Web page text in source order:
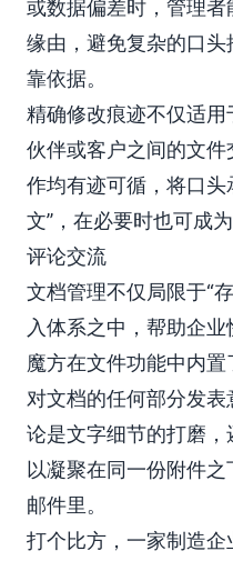
或数据偏差时，管理
缘由，避免复杂的口
靠依据。
精确修改痕迹不仅适
伙伴或客户之间的文
作均有迹可循，将口
文”，在必要时也可成
评论交流
文档管理不仅局限于“
入体系之中，帮助企
魔方在文件功能中内
对文档的任何部分发
论是文字细节的打磨
以凝聚在同一份附件
邮件里。
打个比方，一家制造